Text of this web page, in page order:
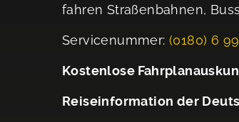
fahren Straßenbahnen,
Servicenummer: (0180) 6
Kostenlose
Reiseinformation der